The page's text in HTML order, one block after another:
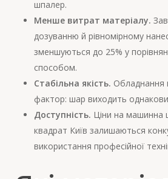
шпалер.
Менше витрат матеріалу.
дозуванню й рівномірному
зменшуються до 25% у
способом.
Стабільна якість. Обладнання
фактор: шар виходить
Доступність. Ціни на машинна
квадрат Київ залишаються
використання професійної